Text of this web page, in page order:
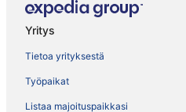
Yritys
Tietoa yrityksestä
Työpaikat
Listaa majoituspaikkasi